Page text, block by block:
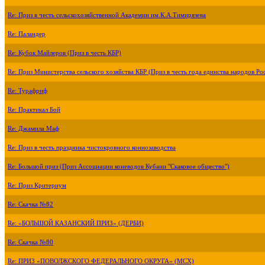
Re: Приз в честь сельскохозяйственной Академии им.К.А.Тимирязева
Re: Паландер
Re: Кубок Майлеров (Приз в честь КБР)
Re: Приз Министерства сельского хозяйства КБР (Приз в честь года единства народов
Re: Турафриф
Re: Практикал Бой
Re: Джамила Маф
Re: Приз в честь праздника чистокровного коннозаводства
Re: Большой приз (Приз Ассоциации коневодов Кубани "Скаковое общество")
Re: Приз Критериум
Re: Скачка №82
Re: «БОЛЬШОЙ КАЗАНСКИЙ ПРИЗ» (ДЕРБИ)
Re: Скачка №80
Re: ПРИЗ «ПОВОЛЖСКОГО ФЕДЕРАЛЬНОГО ОКРУГА» (МСХ)